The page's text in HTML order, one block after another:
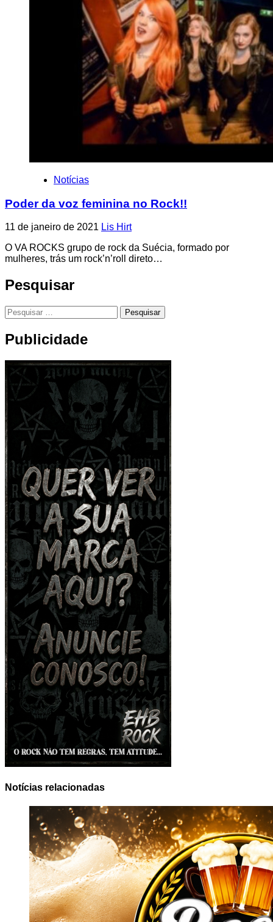
Notícias
Poder da voz feminina no Rock!!
11 de janeiro de 2021 Lis Hirt
O VA ROCKS grupo de rock da Suécia, formado por
mulheres, trás um rock’n’roll direto…
Pesquisar
Pesquisar
por:
Publicidade
Notícias relacionadas